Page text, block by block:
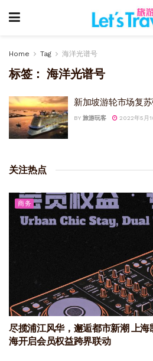
Home Tag 海洋光谱号
标签：海洋光谱号
新加坡游轮市场复
BY 旅游玩客 2022年5月
关注热点
商务
尽揽浦江风华，邂逅都市新潮 上海
海开启会员权益跨界联动